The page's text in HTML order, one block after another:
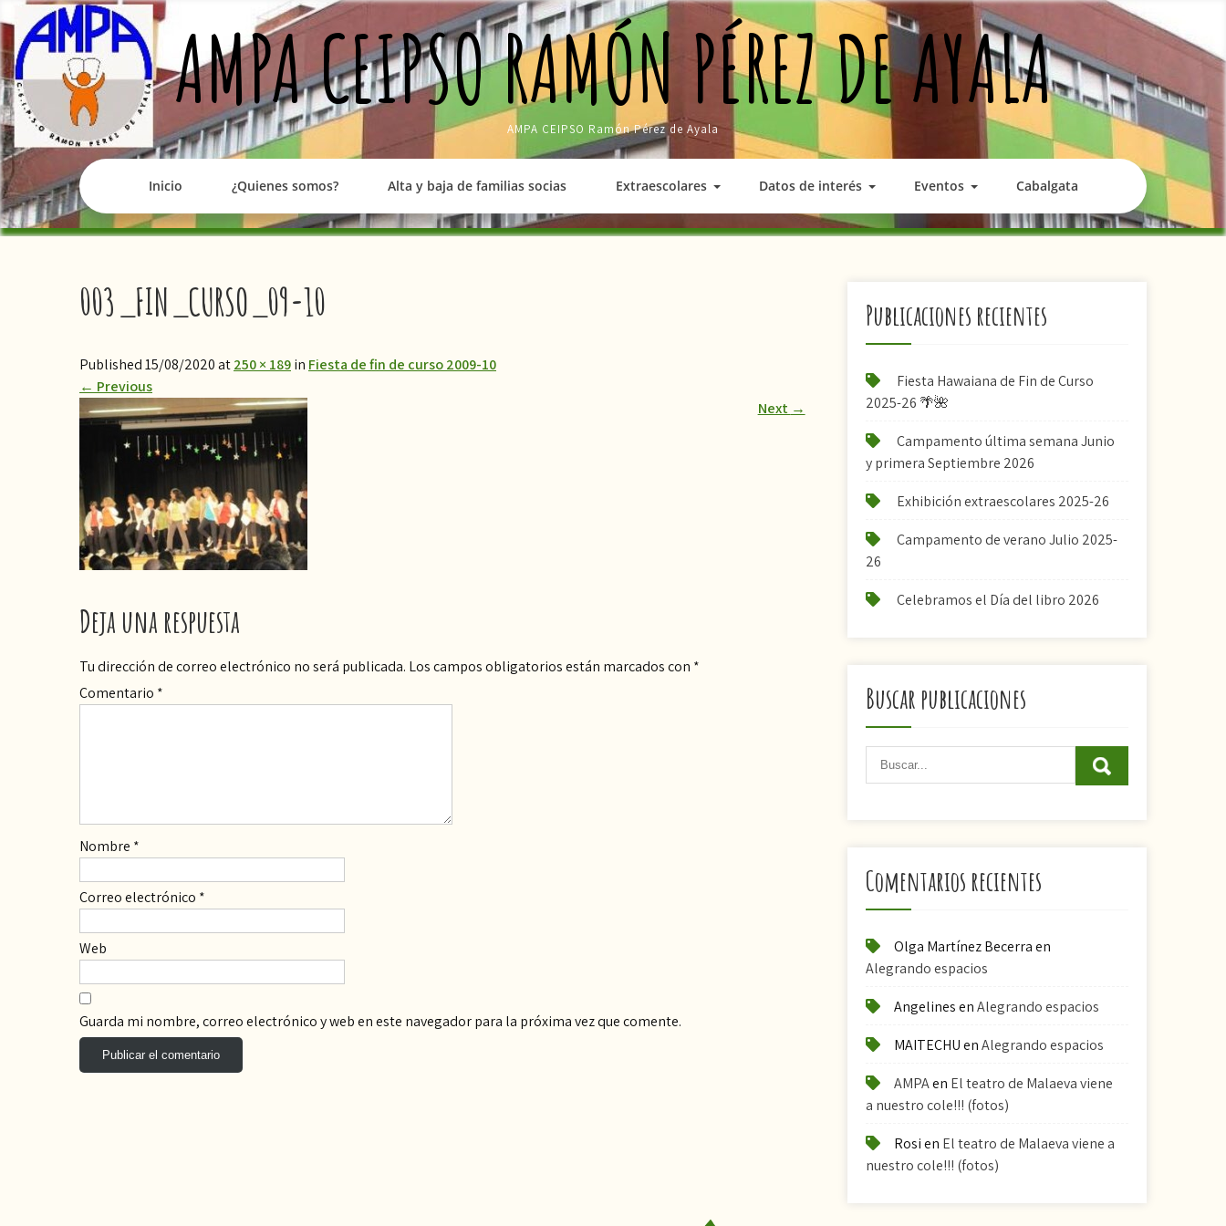
to
content
AMPA CEIPSO RAMÓN PÉREZ DE AYALA
AMPA CEIPSO Ramón Pérez de Ayala
Inicio ¿Quienes somos? Alta y baja de familias socias Extraescolares Datos de interés Eventos Cabalgata
003_FIN_CURSO_09-10
Published 15/08/2020 at250 × 189in Fiesta de fin de curso 2009-10
← Previous
Next →
Deja una respuesta
Tu dirección de correo electrónico no será publicada. Los campos obligatorios están marcados con *
Comentario *
Nombre *
Correo electrónico *
Web
Guarda mi nombre, correo electrónico y web en este navegador para la próxima vez que comente.
Publicaciones recientes
Fiesta Hawaiana de Fin de Curso
2025-26 🌴🌺
Campamento última semana Junio
y primera Septiembre 2026
Exhibición extraescolares 2025-26
Campamento de verano Julio 2025-
26
Celebramos el Día del libro 2026
Buscar publicaciones
Comentarios recientes
Olga Martínez Becerraen
Alegrando espacios
AngelinesenAlegrando espacios
MAITECHUenAlegrando espacios
AMPAen El teatro de Malaeva viene
a nuestro cole!!! (fotos)
Rosien El teatro de Malaeva viene a
nuestro cole!!! (fotos)